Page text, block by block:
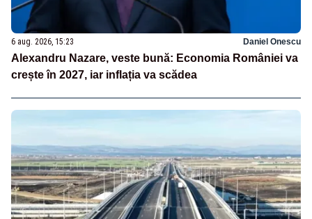
6 aug. 2026, 15:23 Daniel Onescu
Alexandru Nazare, veste bună: Economia României va
crește în 2027, iar inflația va scădea